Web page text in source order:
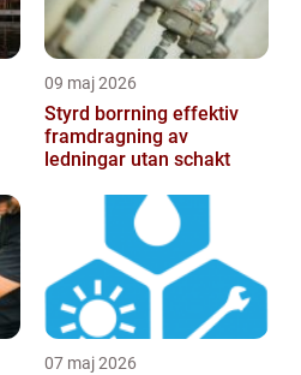
09 maj 2026
Styrd borrning effektiv
framdragning av
ledningar utan schakt
07 maj 2026